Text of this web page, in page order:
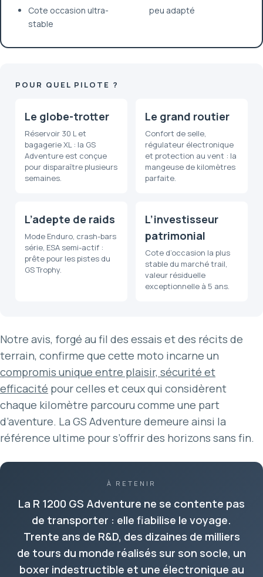
Cote occasion ultra-
stable
peu adapté
POUR QUEL PILOTE ?
Le globe-trotter
Réservoir 30 L et
bagagerie XL : la GS
Adventure est conçue
pour disparaître plusieurs
semaines.
Le grand routier
Confort de selle,
régulateur électronique
et protection au vent : la
mangeuse de kilomètres
parfaite.
L’adepte de raids
Mode Enduro, crash-bars
série, ESA semi-actif :
prête pour les pistes du
GS Trophy.
L’investisseur
patrimonial
Cote d’occasion la plus
stable du marché trail,
valeur résiduelle
exceptionnelle à 5 ans.
Notre avis, forgé au fil des essais et des récits de
terrain, confirme que cette moto incarne un
compromis unique entre plaisir, sécurité et
efficacité pour celles et ceux qui considèrent
chaque kilomètre parcouru comme une part
d’aventure. La GS Adventure demeure ainsi la
référence ultime pour s’offrir des horizons sans fin.
À RETENIR
La R 1200 GS Adventure ne se contente pas
de transporter : elle fiabilise le voyage.
Trente ans de R&D, des dizaines de milliers
de tours du monde réalisés sur son socle, un
boxer indestructible et une électronique au